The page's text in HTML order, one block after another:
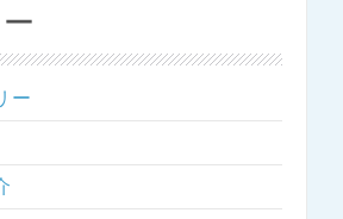
ー